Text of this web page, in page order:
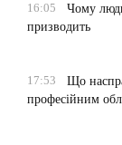
16:05
Чому
призводить
17:53
Що
професійним